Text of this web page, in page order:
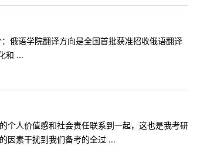
俄语学院翻译方向是全国首批获准招收俄语翻译
和 ...
个人价值感和社会责任联系到一起，这也是我考研
因素干扰到我们备考的全过 ...